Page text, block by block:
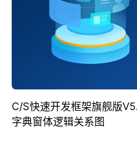
C/S快速开发框架旗舰版
字典窗体逻辑关系图